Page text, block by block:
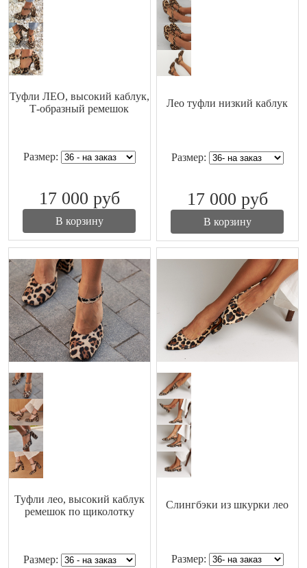
Туфли ЛЕО, высокий каблук,
Т-образный ремешок
Размер:
17 000 руб
В корзину
Лео туфли низкий каблук
Размер:
17 000 руб
В корзину
Туфли лео, высокий каблук
ремешок по щиколотку
Размер:
Слингбэки из шкурки лео
Размер: